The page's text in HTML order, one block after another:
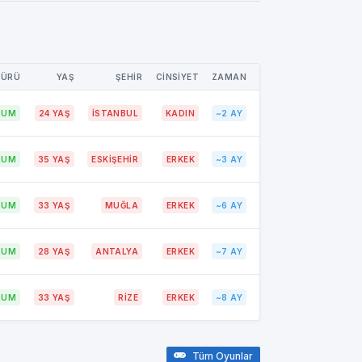
YAŞ ŞEHİR CİNSİYET ZAMAN
24 YAŞ İSTANBUL KADIN ~2 AY
35 YAŞ ESKİŞEHİR ERKEK ~3 AY
33 YAŞ MUĞLA ERKEK ~6 AY
28 YAŞ ANTALYA ERKEK ~7 AY
33 YAŞ RİZE ERKEK ~8 AY
Tüm Oyunlar